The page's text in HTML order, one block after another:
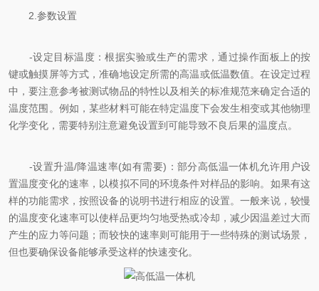
2.参数设置
-设定目标温度：根据实验或生产的需求，通过操作面板上的按
键或触摸屏等方式，准确地设定所需的高温或低温数值。在设定过程
中，要注意参考被测试物品的特性以及相关的标准规范来确定合适的
温度范围。例如，某些材料可能在特定温度下会发生相变或其他物理
化学变化，需要特别注意避免设置到可能导致不良后果的温度点。
-设置升温/降温速率(如有需要)：部分高低温一体机允许用户设
置温度变化的速率，以模拟不同的环境条件对样品的影响。如果有这
样的功能需求，按照设备的说明书进行相应的设置。一般来说，较慢
的温度变化速率可以使样品更均匀地受热或冷却，减少因温差过大而
产生的应力等问题；而较快的速率则可能用于一些特殊的测试场景，
但也要确保设备能够承受这样的快速变化。